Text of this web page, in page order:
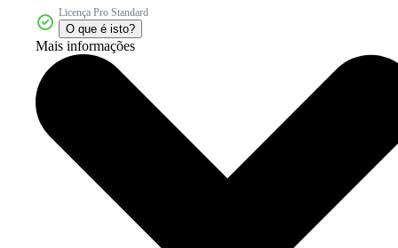
Licença Pro Standard
O que é isto?
Mais informações